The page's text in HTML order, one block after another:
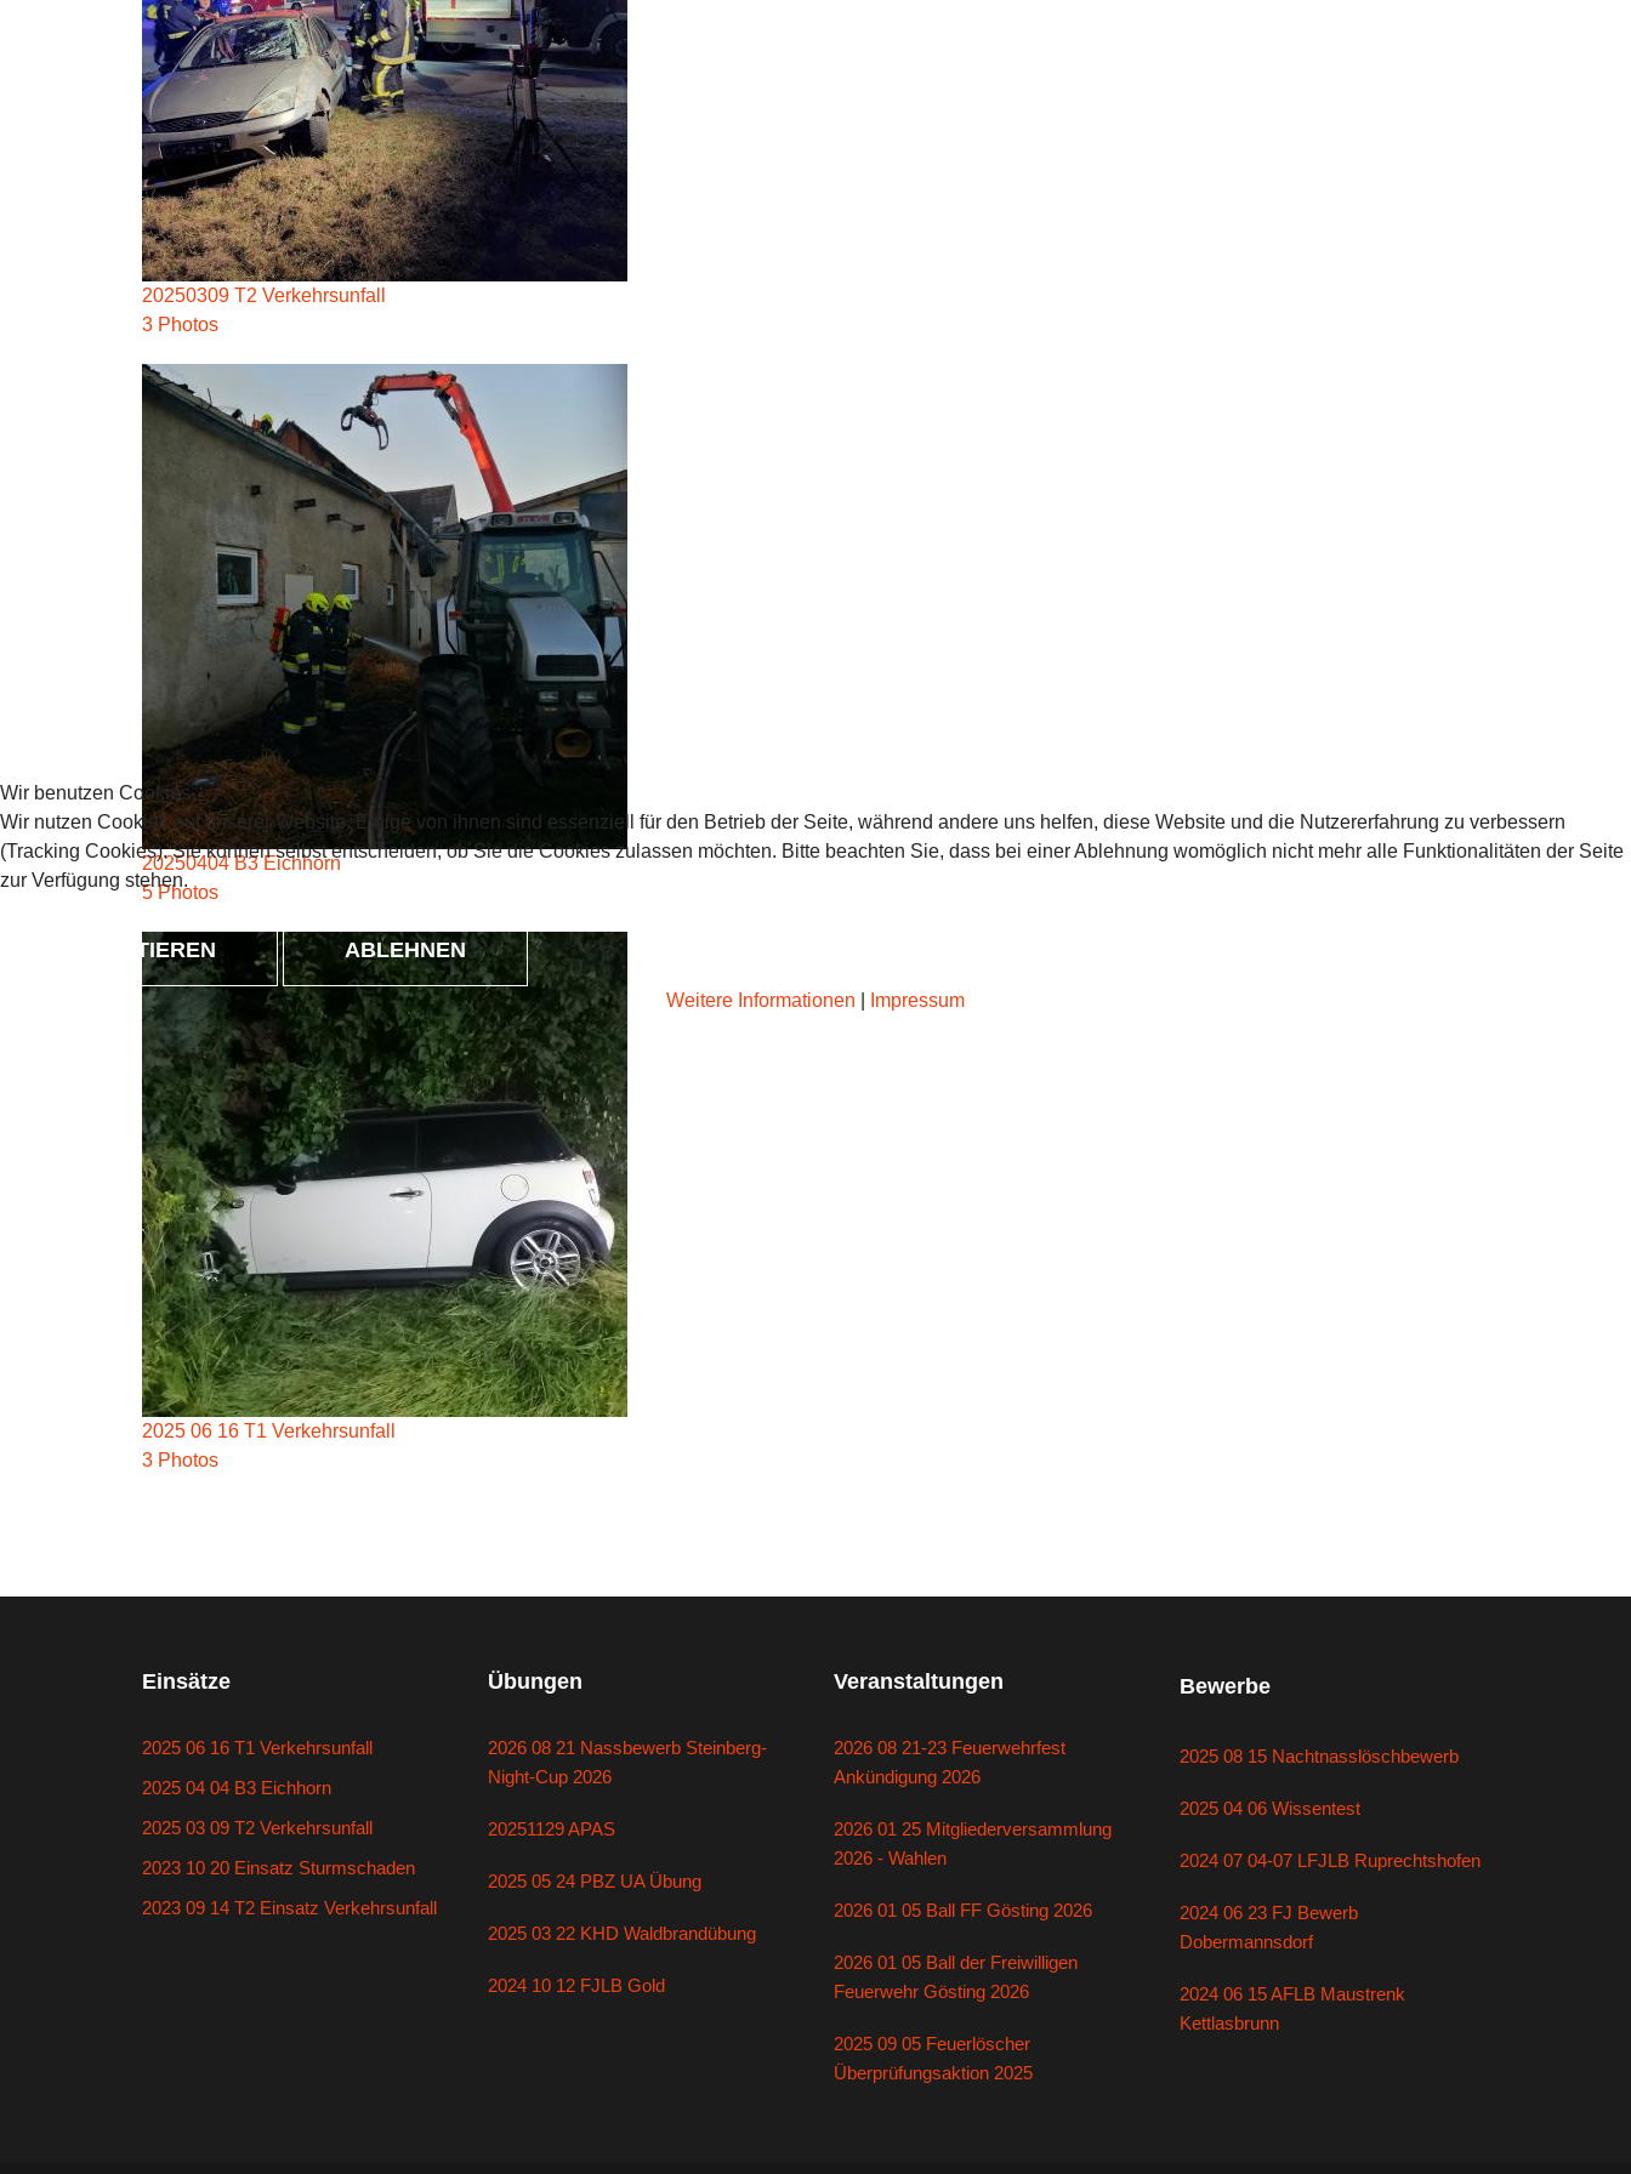
20250309 T2 Verkehrsunfall
3 Photos
20250404 B3 Eichhorn
5 Photos
2025 06 16 T1 Verkehrsunfall
3 Photos
Einsätze
2025 06 16 T1 Verkehrsunfall
2025 04 04 B3 Eichhorn
2025 03 09 T2 Verkehrsunfall
2023 10 20 Einsatz Sturmschaden
2023 09 14 T2 Einsatz Verkehrsunfall
Übungen
2026 08 21 Nassbewerb Steinberg-
Night-Cup 2026
20251129 APAS
2025 05 24 PBZ UA Übung
2025 03 22 KHD Waldbrandübung
2024 10 12 FJLB Gold
Veranstaltungen
2026 08 21-23 Feuerwehrfest
Ankündigung 2026
2026 01 25 Mitgliederversammlung
2026 - Wahlen
2026 01 05 Ball FF Gösting 2026
2026 01 05 Ball der Freiwilligen
Feuerwehr Gösting 2026
2025 09 05 Feuerlöscher
Überprüfungsaktion 2025
Bewerbe
2025 08 15 Nachtnasslöschbewerb
2025 04 06 Wissentest
2024 07 04-07 LFJLB Ruprechtshofen
2024 06 23 FJ Bewerb
Dobermannsdorf
2024 06 15 AFLB Maustrenk
Kettlasbrunn
Wir benutzen Cookies
Wir nutzen Cookies auf unserer Website. Einige von ihnen sind essenziell für den Betrieb der Seite, während andere uns helfen, diese Website und die Nutzererfahrung zu verbessern
(Tracking Cookies). Sie können selbst entscheiden, ob Sie die Cookies zulassen möchten. Bitte beachten Sie, dass bei einer Ablehnung womöglich nicht mehr alle Funktionalitäten der Seite
zur Verfügung stehen.
AKZEPTIEREN ABLEHNEN
Weitere Informationen Impressum